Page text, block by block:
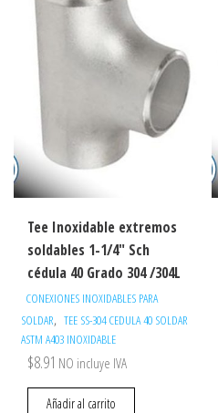
Tee Inoxidable extremos
soldables 1-1/4″ Sch
cédula 40 Grado 304 /304L
CONEXIONES INOXIDABLES PARA
SOLDAR, TEE SS-304 CEDULA 40 SOLDAR
ASTM A403 INOXIDABLE
$8.91 NO incluye IVA
Añadir al carrito